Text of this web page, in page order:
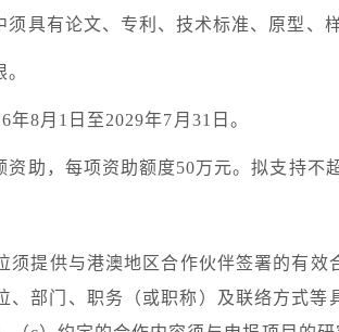
须具有论文、专利、技术标准、原型、
年8月 1 日至2029年7 月 31 日。
资助，每项资助额度50万元。拟支持不
须提供与港澳地区合作伙伴签署的有
、部门、职务（或职称）及联络方式等